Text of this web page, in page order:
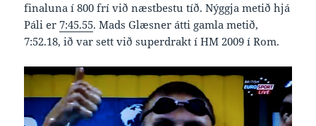
finaluna í 800 frí við næstbestu tíð. Nýggja metið hjá
Páli er 7:45.55. Mads Glæsner átti gamla metið,
7:52.18, ið var sett við superdrakt í HM 2009 í Rom.